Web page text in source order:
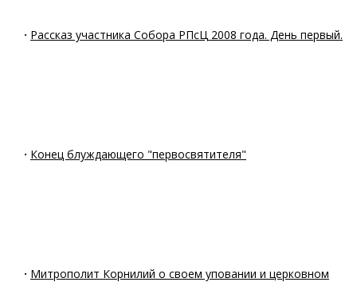
· Рассказ участника Собора РПсЦ 2008 года. День первый.
· Конец блуждающего "первосвятителя"
· Митрополит Корнилий о своем уповании и церковном